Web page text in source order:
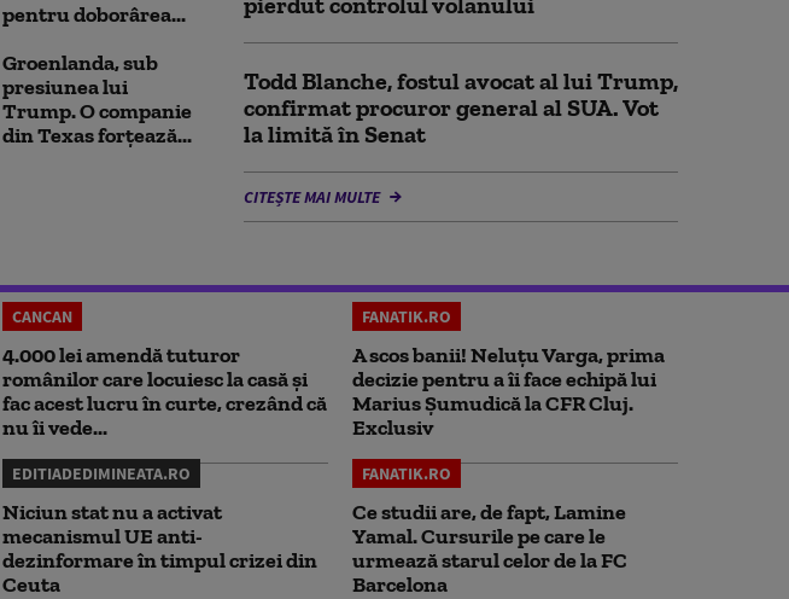
pentru doborârea...
Groenlanda, sub
presiunea lui
Trump. O companie
din Texas forțează...
Todd Blanche, fostul avocat al lui Trump,
confirmat procuror general al SUA. Vot
la limită în Senat
CITEȘTE MAI MULTE
CANCAN
4.000 lei amendă tuturor
românilor care locuiesc la casă și
fac acest lucru în curte, crezând că
nu îi vede...
FANATIK.RO
A scos banii! Neluțu Varga, prima
decizie pentru a îi face echipă lui
Marius Șumudică la CFR Cluj.
Exclusiv
EDITIADEDIMINEATA.RO
Niciun stat nu a activat
mecanismul UE anti-
dezinformare în timpul crizei din
Ceuta
FANATIK.RO
Ce studii are, de fapt, Lamine
Yamal. Cursurile pe care le
urmează starul celor de la FC
Barcelona